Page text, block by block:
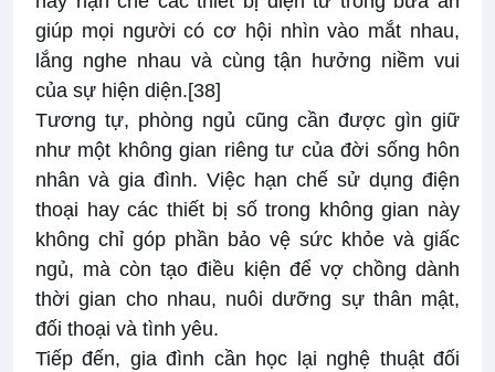
giúp mọi người có cơ hội nhìn vào mắt nhau,
lắng nghe nhau và cùng tận hưởng niềm vui
của sự hiện diện.[38]
Tương tự, phòng ngủ cũng cần được gìn giữ
như một không gian riêng tư của đời sống hôn
nhân và gia đình. Việc hạn chế sử dụng điện
thoại hay các thiết bị số trong không gian này
không chỉ góp phần bảo vệ sức khỏe và giấc
ngủ, mà còn tạo điều kiện để vợ chồng dành
thời gian cho nhau, nuôi dưỡng sự thân mật,
đối thoại và tình yêu.
Tiếp đến, gia đình cần học lại nghệ thuật đối